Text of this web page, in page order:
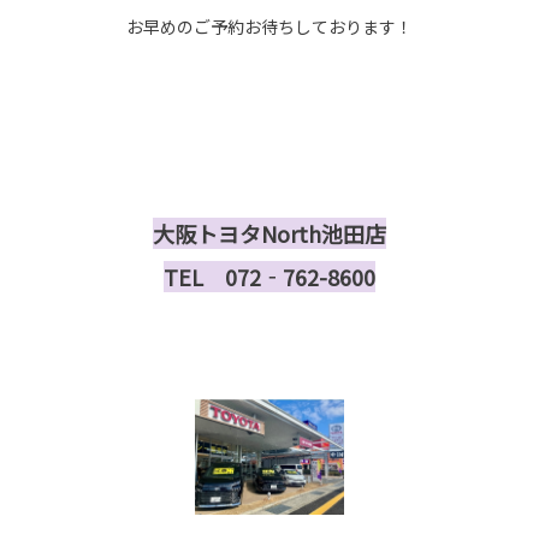
お早めのご予約お待ちしております！
大阪トヨタNorth池田店
TEL 072‐762-8600